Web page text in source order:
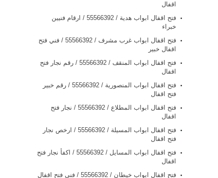
اقفال
فتح اقفال ابواب هدية / 55566392 / ارقام فنيين
خبراء
فتح اقفال ابواب غرب مشرف / 55566392 / فني فتح
اقفال خبير
فتح اقفال ابواب المنقف / 55566392 / رقم نجار فتح
اقفال
فتح اقفال ابواب المنصورية / 55566392 / رقم خبير
فتح اقفال
فتح اقفال ابواب المطلاع / 55566392 / نجار فتح
اقفال
فتح اقفال ابواب المسيلة / 55566392 / ارخص نجار
فتح اقفال
فتح اقفال ابواب المسايل / 55566392 / اكفأ نجار فتح
اقفال
فتح اقفال ابواب خيطان / 55566392 / فني فتح اقفال